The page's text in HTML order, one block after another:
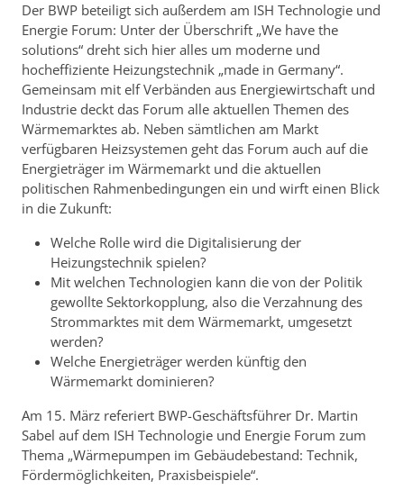
Der BWP beteiligt sich außerdem am ISH Technologie und
Energie Forum: Unter der Überschrift „We have the
solutions“ dreht sich hier alles um moderne und
hocheffiziente Heizungstechnik „made in Germany“.
Gemeinsam mit elf Verbänden aus Energiewirtschaft und
Industrie deckt das Forum alle aktuellen Themen des
Wärmemarktes ab. Neben sämtlichen am Markt
verfügbaren Heizsystemen geht das Forum auch auf die
Energieträger im Wärmemarkt und die aktuellen
politischen Rahmenbedingungen ein und wirft einen Blick
in die Zukunft:
Welche Rolle wird die Digitalisierung der
Heizungstechnik spielen?
Mit welchen Technologien kann die von der Politik
gewollte Sektorkopplung, also die Verzahnung des
Strommarktes mit dem Wärmemarkt, umgesetzt
werden?
Welche Energieträger werden künftig den
Wärmemarkt dominieren?
Am 15. März referiert BWP-Geschäftsführer Dr. Martin
Sabel auf dem ISH Technologie und Energie Forum zum
Thema „Wärmepumpen im Gebäudebestand: Technik,
Fördermöglichkeiten, Praxisbeispiele“.